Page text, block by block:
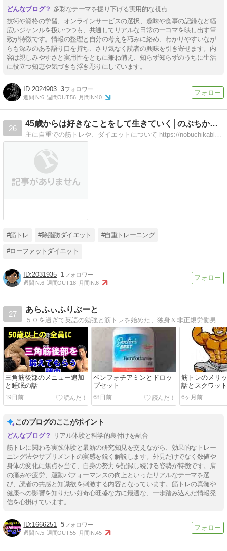
多彩なテーマを掘り下げる実用的な視点
技術や資格の学習、オンラインサービスの選択、趣味や食事の記録など幅
広いジャンルを扱いつつも、共通してリアルな日常の一コマを映し出す筆
致が特徴です。情報の整理と自分の考えを巧みに絡め、わかりやすいなが
らも深みのある語り口を持ち、さり気なく読者の興味を引き寄せます。内
容は親しみやすさと実用性をともに兼ね備え、知らず知らずのうちに生活
に役立つ知恵や気づきも浮き彫りにしています。
2024903 3
週間IN:6 週間OUT:56 月間IN:40
26
45歳からは好きなことをして生きていく│のぶちかブログ
主に自重での筋トレや、ダイエットについて https://nobuchikablog.com で書いています。今こそブログを始めてみたいという中高年の方に向けた「ブログ運営」について書けたらいいなと思っています。よろしくお願いします。
#筋トレ #除脂肪ダイエット #自重トレーニング
#ローファットダイエット
2031935 1
週間IN:6 週間OUT:18 月間IN:6
27
あらふぃふりぶーと
５０を過ぎて英語の勉強と筋トレを始めた、独身＆非正規労働男の日々。
三角筋後部のメニュー追加
と睡眠の話
19日前
ベンフォチアミンとドロッ
プセット
68日前
筋トレのメリ
話とスクワッ
6ヶ月前
このブログのここがポイント
リアル体験と科学的裏付けを融合
筋トレに関わる実践体験と最新の研究知見を交えながら、効果的なトレー
ニング法やサプリメントの実感を鋭く解説します。外見だけでなく数値や
身体の変化に焦点を当て、自身の努力を記録し続ける姿勢が特徴です。肩
の痛みや疲労、運動パフォーマンスの向上といったリアルなテーマを選
び、読者の共感と知識欲を刺激する内容となっています。筋トレの真髄や
健康への影響を知りたい好奇心旺盛な方に最適な、一歩踏み込んだ情報発
信を心掛けています。
1666251 5
週間IN:5 週間OUT:55 月間IN:45